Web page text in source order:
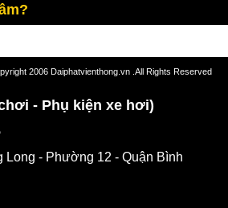
2006 Daiphatvienthong.vn .All Rights Reserved
- Phụ kiện xe hơi)
Long - Phường 12 - Quận Bình